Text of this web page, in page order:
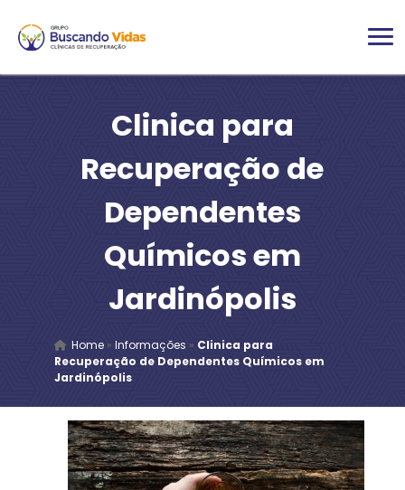
Clinica para
Recuperação de
Dependentes
Químicos em
Jardinópolis
Home» Informações » Clinica para
Recuperação de Dependentes Químicos em
Jardinópolis